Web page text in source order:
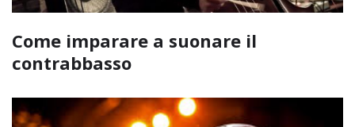
Come imparare a suonare il
contrabbasso